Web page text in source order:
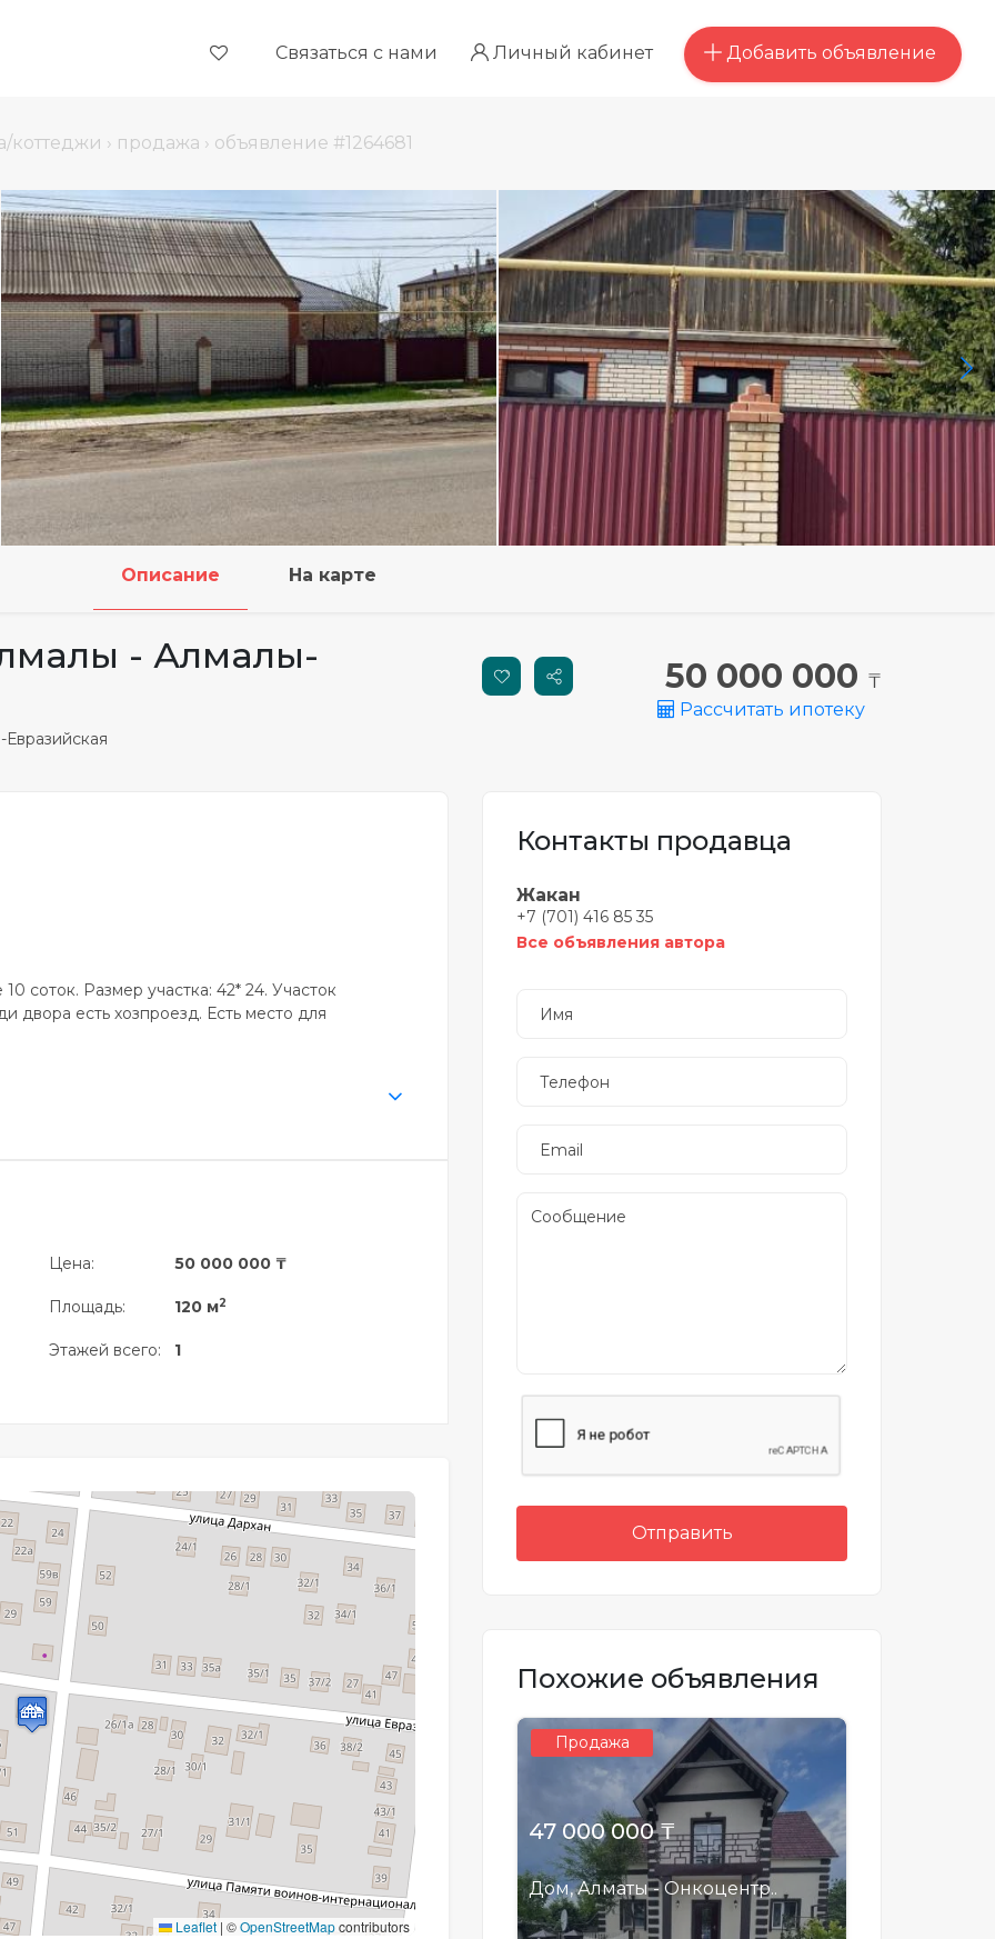
Связаться с нами Личный кабинет Добавить объявление
коттеджи › продажа › объявление #1264681
Описание На карте
- Алмалы- 50 000 000 ₸
Рассчитать ипотеку
соток. Размер участка: 42* 24. Участок
двора есть хозпроезд. Есть место для
Цена:
Площадь:
Этажей всего:
50 000 000 ₸
120 м2
1
Leaflet | ©OpenStreetMapcontributors
Контакты продавца
Жакан
+7 (701) 416 85 35
Все объявления автора
Отправить
Похожие объявления
Продажа
47 000 000 ₸
Дом, Алматы - Онкоцентр..